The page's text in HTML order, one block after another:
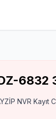
6832
NVR Kayıt